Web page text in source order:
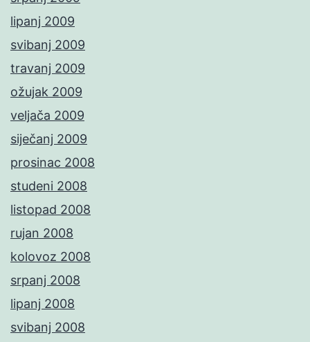
lipanj 2009
svibanj 2009
travanj 2009
ožujak 2009
veljača 2009
siječanj 2009
prosinac 2008
studeni 2008
listopad 2008
rujan 2008
kolovoz 2008
srpanj 2008
lipanj 2008
svibanj 2008